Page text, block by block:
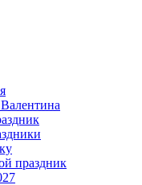
праздник